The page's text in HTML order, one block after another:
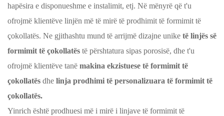
hapësira e disponueshme e instalimit, etj. Në mënyrë që t'u
ofrojmë klientëve linjën më të mirë të prodhimit të formimit të
çokollatës. Ne gjithashtu mund të arrijmë dizajne unike të linjës së
formimit të çokollatës të përshtatura sipas porosisë, dhe t'u
ofrojmë klientëve tanë makina ekzistuese të formimit të
çokollatës dhe linja prodhimi të personalizuara të formimit të
çokollatës.
Yinrich është prodhuesi më i mirë i linjave të formimit të